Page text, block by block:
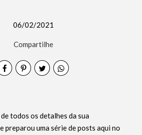
06/02/2021
Compartilhe
todos os detalhes da sua
uma série de posts aqui no